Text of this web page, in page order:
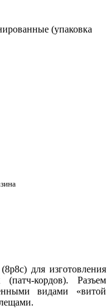
(упаковка
для изготовления
кордов). Разъем
видами «витой